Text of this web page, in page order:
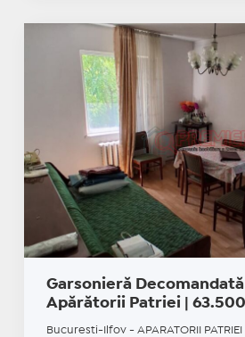
Garsonieră Decomandată
Apărătorii Patriei |
Bucuresti-Ilfov - APARATORII PATRIEI